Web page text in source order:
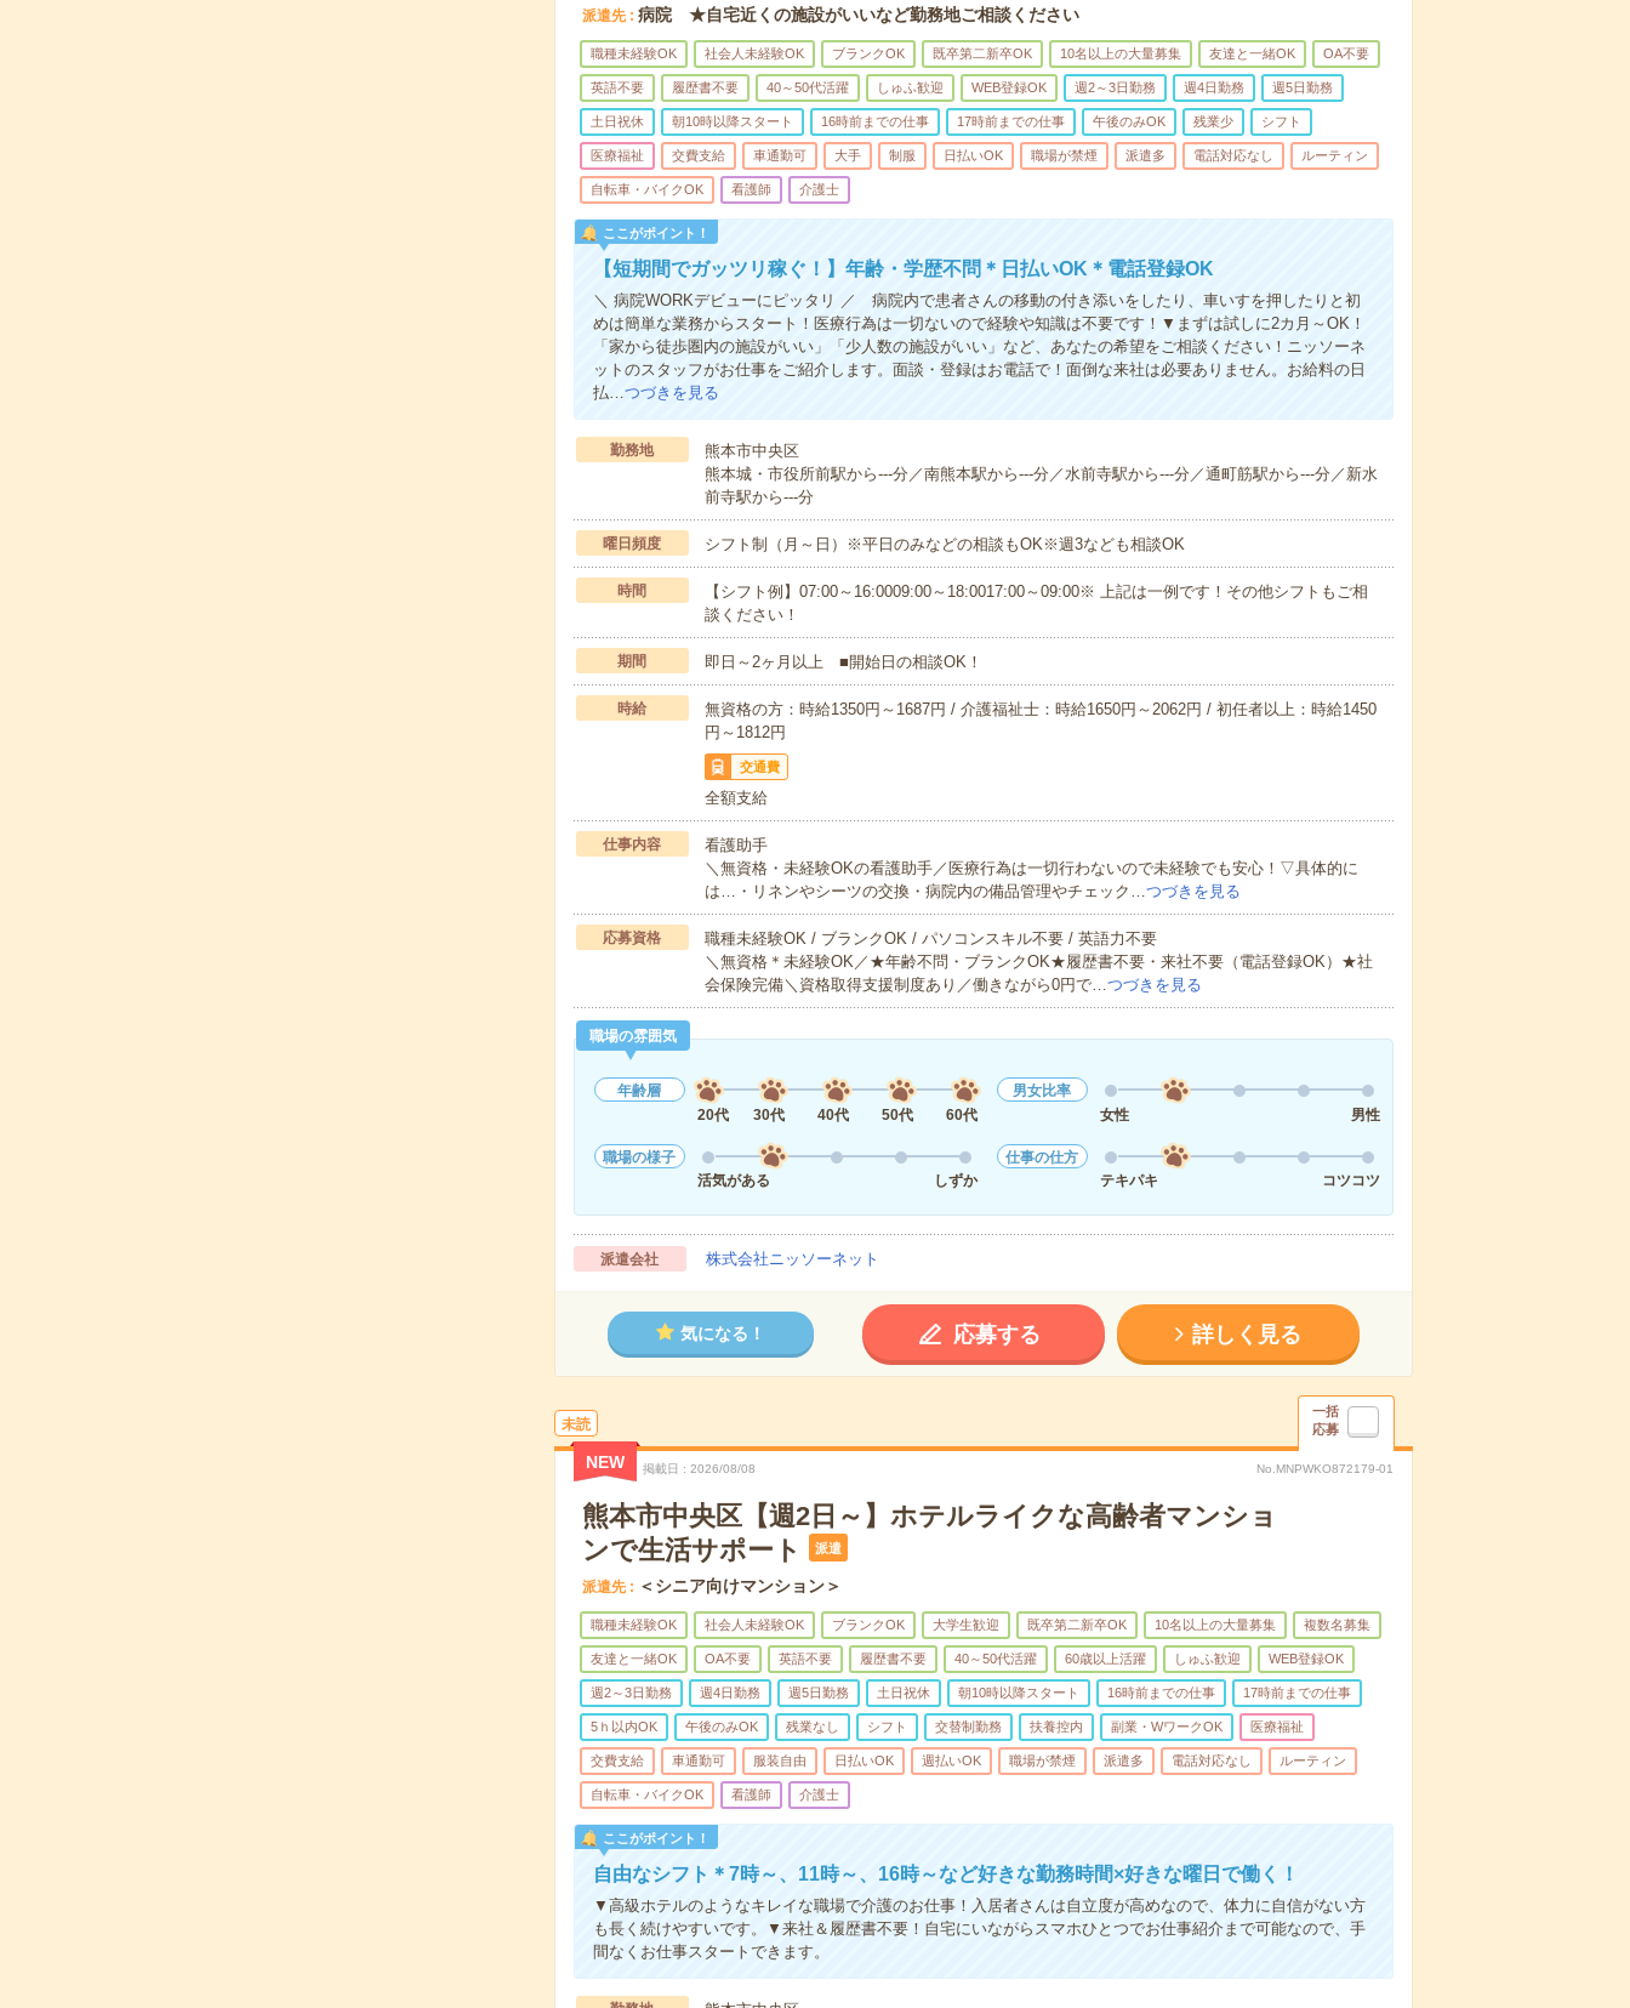
派遣先 病院 ★自宅近くの施設がいいなど勤務地ご相談ください
職種未経験OK 社会人未経験OK ブランクOK 既卒第二新卒OK 10名以上の大量募集 友達と一緒OK OA不要
英語不要 履歴書不要 40～50代活躍 しゅふ歓迎 WEB登録OK 週2～3日勤務 週4日勤務 週5日勤務
土日祝休 朝10時以降スタート 16時前までの仕事 17時前までの仕事 午後のみOK 残業少 シフト
医療福祉 交費支給 車通勤可 大手 制服 日払いOK 職場が禁煙 派遣多 電話対応なし ルーティン
自転車・バイクOK 看護師 介護士
ここがポイント！
【短期間でガッツリ稼ぐ！】年齢・学歴不問＊日払いOK＊電話登録OK
＼ 病院WORKデビューにピッタリ ／ 病院内で患者さんの移動の付き添いをしたり、車いすを押したりと初
めは簡単な業務からスタート！医療行為は一切ないので経験や知識は不要です！▼まずは試しに2カ月～OK！
「家から徒歩圏内の施設がいい」「少人数の施設がいい」など、あなたの希望をご相談ください！ニッソーネ
ットのスタッフがお仕事をご紹介します。面談・登録はお電話で！面倒な来社は必要ありません。お給料の日
払…つづきを見る
勤務地
熊本市中央区
熊本城・市役所前駅から---分／南熊本駅から---分／水前寺駅から---分／通町筋駅から---分／新水
前寺駅から---分
曜日頻度 シフト制（月～日）※平日のみなどの相談もOK※週3なども相談OK
時間
【シフト例】07:00～16:0009:00～18:0017:00～09:00※ 上記は一例です！その他シフトもご相
談ください！
期間 即日～2ヶ月以上 ■開始日の相談OK！
時給
無資格の方：時給1350円～1687円 / 介護福祉士：時給1650円～2062円 / 初任者以上：時給1450
円～1812円
交通費
全額支給
仕事内容
看護助手
＼無資格・未経験OKの看護助手／医療行為は一切行わないので未経験でも安心！▽具体的に
は…・リネンやシーツの交換・病院内の備品管理やチェック…つづきを見る
応募資格
職種未経験OK / ブランクOK / パソコンスキル不要 / 英語力不要
＼無資格＊未経験OK／★年齢不問・ブランクOK★履歴書不要・来社不要（電話登録OK）★社
会保険完備＼資格取得支援制度あり／働きながら0円で…つづきを見る
職場の雰囲気
年齢層
20代
30代 40代 50代 60代
男女比率
女性
男性
職場の様子
活気がある
しずか
仕事の仕方
テキパキ
コツコツ
派遣会社 株式会社ニッソーネット
気になる！ 応募する 詳しく見る
未読
一括
応募
NEW 掲載日 2026/08/08 No.MNPWKO872179-01
熊本市中央区【週2日～】ホテルライクな高齢者マンショ
ンで生活サポート
派遣
派遣先 ＜シニア向けマンション＞
職種未経験OK 社会人未経験OK ブランクOK 大学生歓迎 既卒第二新卒OK 10名以上の大量募集 複数名募集
友達と一緒OK OA不要 英語不要 履歴書不要 40～50代活躍 60歳以上活躍 しゅふ歓迎 WEB登録OK
週2～3日勤務 週4日勤務 週5日勤務 土日祝休 朝10時以降スタート 16時前までの仕事 17時前までの仕事
5ｈ以内OK 午後のみOK 残業なし シフト 交替制勤務 扶養控内 副業・WワークOK 医療福祉
交費支給 車通勤可 服装自由 日払いOK 週払いOK 職場が禁煙 派遣多 電話対応なし ルーティン
自転車・バイクOK 看護師 介護士
ここがポイント！
自由なシフト＊7時～、11時～、16時～など好きな勤務時間×好きな曜日で働く！
▼高級ホテルのようなキレイな職場で介護のお仕事！入居者さんは自立度が高めなので、体力に自信がない方
も長く続けやすいです。▼来社＆履歴書不要！自宅にいながらスマホひとつでお仕事紹介まで可能なので、手
間なくお仕事スタートできます。